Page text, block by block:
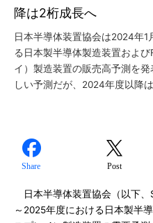
降は2桁成長へ
日本半導体装置協会は2024年
る日本製半導体製造装置およ
イ）製造装置の販売高予測を
しい予測だが、2024年度以降
Share Post
日本半導体装置協会（以下、
～2025年度における日本製半